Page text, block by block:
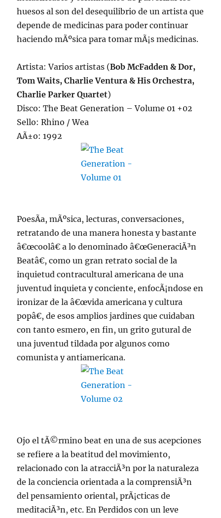
huesos al son del desequilibrio de un artista que
depende de medicinas para poder continuar
haciendo mÃºsica para tomar mÃ¡s medicinas.
Artista: Varios artistas (Bob McFadden & Dor,
Tom Waits, Charlie Ventura & His Orchestra,
Charlie Parker Quartet)
Disco: The Beat Generation – Volume 01 +02
Sello: Rhino / Wea
AÃ±o: 1992
PoesÃ­a, mÃºsica, lecturas, conversaciones,
retratando de una manera honesta y bastante
â€œcoolâ€ a lo denominado â€œGeneraciÃ³n
Beatâ€, como un gran retrato social de la
inquietud contracultural americana de una
juventud inquieta y conciente, enfocÃ¡ndose en
ironizar de la â€œvida americana y cultura
popâ€, de esos amplios jardines que cuidaban
con tanto esmero, en fin, un grito gutural de
una juventud tildada por algunos como
comunista y antiamericana.
Ojo el tÃ©rmino beat en una de sus acepciones
se refiere a la beatitud del movimiento,
relacionado con la atracciÃ³n por la naturaleza
de la conciencia orientada a la comprensiÃ³n
del pensamiento oriental, prÃ¡cticas de
meditaciÃ³n, etc. En Perdidos con un leve